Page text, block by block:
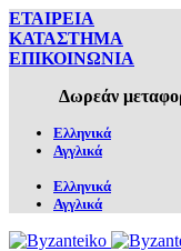
ΕΤΑΙΡΕΙΑ
ΚΑΤΑΣΤΗΜΑ
ΕΠΙΚΟΙΝΩΝΙΑ
Δωρεάν
Ελληνικά
Αγγλικά
Ελληνικά
Αγγλικά